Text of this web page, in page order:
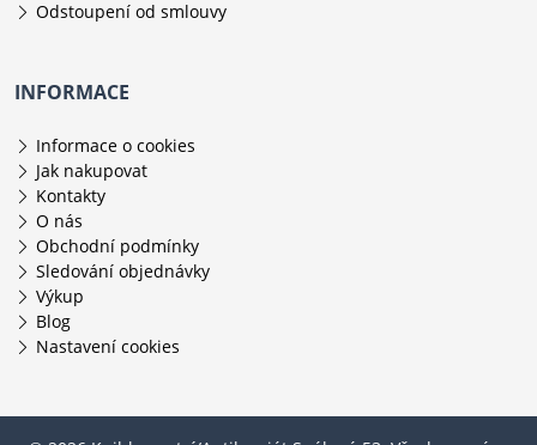
Odstoupení od smlouvy
INFORMACE
Informace o cookies
Jak nakupovat
Kontakty
O nás
Obchodní podmínky
Sledování objednávky
Výkup
Blog
Nastavení cookies